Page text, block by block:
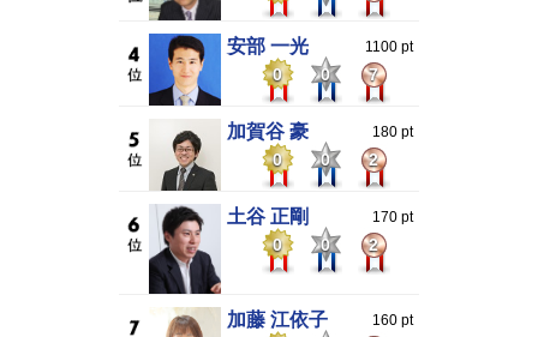
安部 一光 1100 pt
0 0 7
加賀谷 豪 180 pt
0 0 2
土谷 正剛 170 pt
0 0 2
加藤 江依子 160 pt